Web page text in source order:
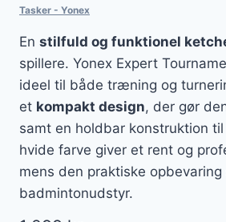
Tasker - Yonex
En stilfuld og funktionel
spillere. Yonex Expert
ideel til både træning og
et kompakt design, der gør
samt en holdbar konstruktion
hvide farve giver et rent og
mens den praktiske
badmintonudstyr.